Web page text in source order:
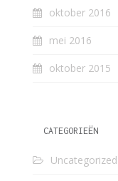
oktober 2016
mei 2016
oktober 2015
CATEGORIEËN
Uncategorized